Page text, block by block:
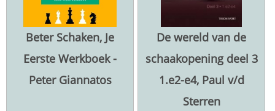
Beter Schaken, Je
Eerste Werkboek -
Peter Giannatos
De wereld van de
schaakopening deel 3
1.e2-e4, Paul v/d
Sterren